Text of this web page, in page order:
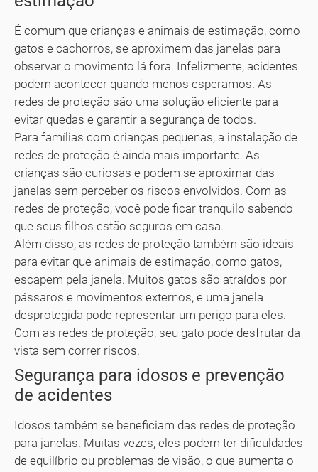
É comum que crianças e animais de estimação, como
gatos e cachorros, se aproximem das janelas para
observar o movimento lá fora. Infelizmente, acidentes
podem acontecer quando menos esperamos. As
redes de proteção são uma solução eficiente para
evitar quedas e garantir a segurança de todos.
Para famílias com crianças pequenas, a instalação de
redes de proteção é ainda mais importante. As
crianças são curiosas e podem se aproximar das
janelas sem perceber os riscos envolvidos. Com as
redes de proteção, você pode ficar tranquilo sabendo
que seus filhos estão seguros em casa.
Além disso, as redes de proteção também são ideais
para evitar que animais de estimação, como gatos,
escapem pela janela. Muitos gatos são atraídos por
pássaros e movimentos externos, e uma janela
desprotegida pode representar um perigo para eles.
Com as redes de proteção, seu gato pode desfrutar da
vista sem correr riscos.
Segurança para idosos e prevenção
de acidentes
Idosos também se beneficiam das redes de proteção
para janelas. Muitas vezes, eles podem ter dificuldades
de equilíbrio ou problemas de visão, o que aumenta o